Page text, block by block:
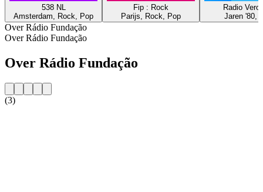
538 NL
Amsterdam, Rock, Pop
Fip : Rock
Parijs, Rock, Pop
Radio
Jaren '80,
Over Rádio Fundação
Over Rádio Fundação
Over Rádio Fundação
(3)